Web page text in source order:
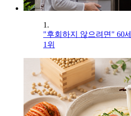
1.
"후회하지 않으려면" 60
1위